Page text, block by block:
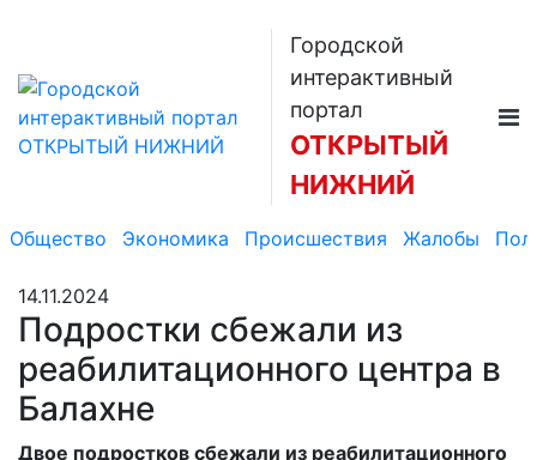
Городской
интерактивный
портал
ОТКРЫТЫЙ
НИЖНИЙ
Общество Экономика Происшествия Жалобы
14.11.2024
Подростки сбежали из
реабилитационного центра в
Балахне
Двое подростков сбежали из реабилитационного